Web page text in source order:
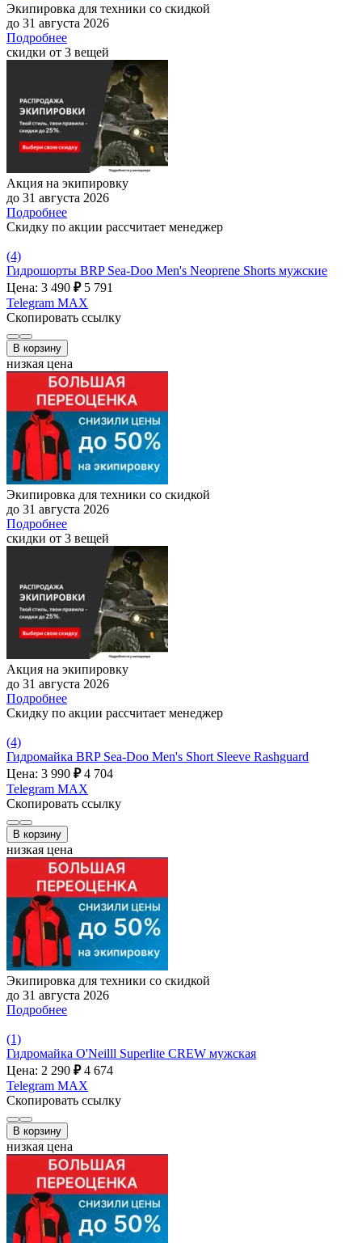
Экипировка для техники со скидкой
до 31 августа 2026
Подробнее
скидки от 3 вещей
Акция на экипировку
до 31 августа 2026
Подробнее
Скидку по акции рассчитает менеджер
(4)
Гидрошорты BRP Sea-Doo Men's Neoprene Shorts мужские
Цена: 3 490 ₽ 5 791
Telegram MAX
Скопировать ссылку
В корзину
низкая цена
Экипировка для техники со скидкой
до 31 августа 2026
Подробнее
скидки от 3 вещей
Акция на экипировку
до 31 августа 2026
Подробнее
Скидку по акции рассчитает менеджер
(4)
Гидромайка BRP Sea-Doo Men's Short Sleeve Rashguard
Цена: 3 990 ₽ 4 704
Telegram MAX
Скопировать ссылку
В корзину
низкая цена
Экипировка для техники со скидкой
до 31 августа 2026
Подробнее
(1)
Гидромайка O'Neilll Superlite CREW мужская
Цена: 2 290 ₽ 4 674
Telegram MAX
Скопировать ссылку
В корзину
низкая цена